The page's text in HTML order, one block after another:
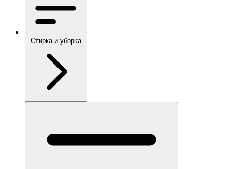
Стирка и уборка